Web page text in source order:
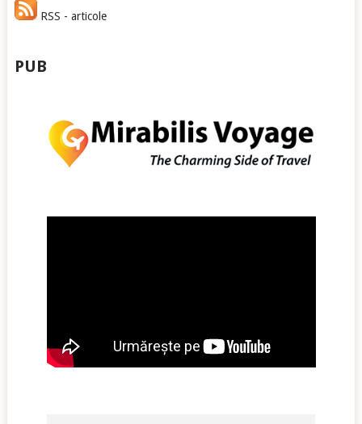
RSS - articole
PUB